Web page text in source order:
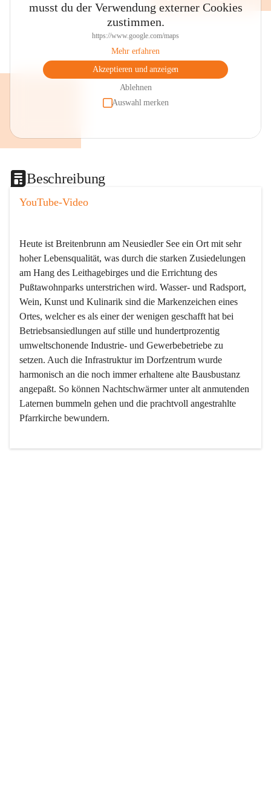
musst du der Verwendung externer Cookies
zustimmen.
https://www.google.com/maps
Mehr erfahren
Akzeptieren und anzeigen
Ablehnen
Auswahl merken
Beschreibung
YouTube-Video
Heute ist Breitenbrunn am Neusiedler See ein Ort mit sehr
hoher Lebensqualität, was durch die starken Zusiedelungen
am Hang des Leithagebirges und die Errichtung des
Pußtawohnparks unterstrichen wird. Wasser- und Radsport,
Wein, Kunst und Kulinarik sind die Markenzeichen eines
Ortes, welcher es als einer der wenigen geschafft hat bei
Betriebsansiedlungen auf stille und hundertprozentig
umweltschonende Industrie- und Gewerbebetriebe zu
setzen. Auch die Infrastruktur im Dorfzentrum wurde
harmonisch an die noch immer erhaltene alte Bausbustanz
angepaßt. So können Nachtschwärmer unter alt anmutenden
Laternen bummeln gehen und die prachtvoll angestrahlte
Pfarrkirche bewundern.
Der Weinbau dominert heute nicht mehr, ist aber integrativer